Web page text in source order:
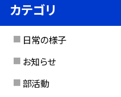
カテゴリ
日常の様子
お知らせ
部活動